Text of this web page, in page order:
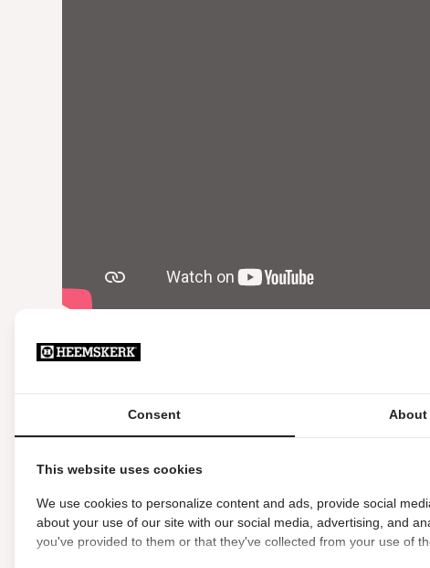
EAN
Materiaal
Kleur
Consent About
This website uses cookies
We use cookies to personalize content and ads, provide social
about your use of our site with our social media, advertising, and
you've provided to them or that they've collected from your use of